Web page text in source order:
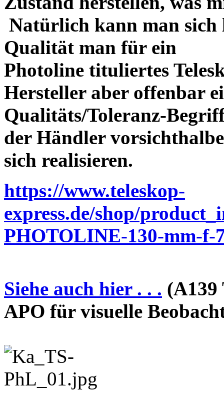
Natürlich kann man sich
Qualität man für ein
Photoline tituliertes
Hersteller aber offenbar
Qualitäts/Toleranz-
der Händler
sich realisieren.
https://www.teleskop-
express.de/shop/
PHOTOLINE-130-mm-f-
Siehe auch hier . . . (A139
APO für visuelle